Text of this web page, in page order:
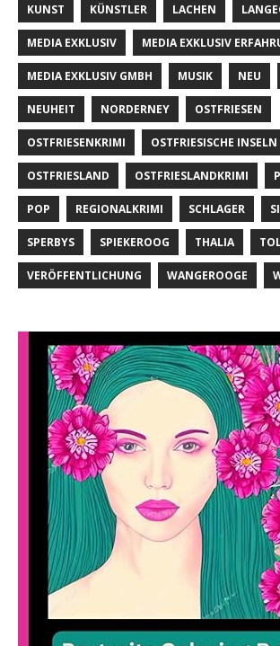
KUNST KÜNSTLER LACHEN
MEDIA EXKLUSIV MEDIA EXKLUSIV
MEDIA EXKLUSIV GMBH MUSIK NEU
NEUHEIT NORDERNEY OSTFRIESEN
OSTFRIESENKRIMI OSTFRIESISCHE INSELN
OSTFRIESLAND OSTFRIESLANDKRIMI
POP REGIONALKRIMI SCHLAGER
SPERBYS SPIEKEROOG THALIA
VERÖFFENTLICHUNG WANGEROOGE